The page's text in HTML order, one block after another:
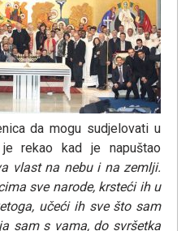
da mogu sudjelovati u
rekao kad je napuštao
vlast na nebu i na zemlji.
sve narode, krsteći ih u
učeći ih sve što sam
sam s vama, do svršetka